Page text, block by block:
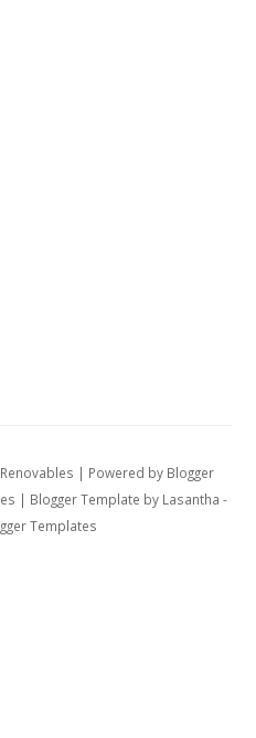
| Powered by Blogger
| Blogger Template by Lasantha -
Templates